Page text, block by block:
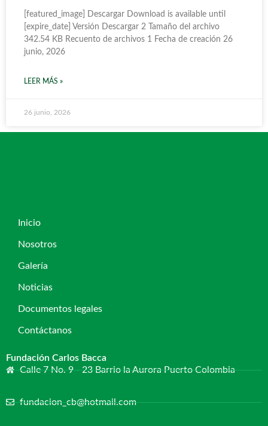
[featured_image] Descargar Download is available until
[expire_date] Versión Descargar 2 Tamaño del archivo
342.54 KB Recuento de archivos 1 Fecha de creación 26
junio, 2026
LEER MÁS »
26 junio, 2026
Inicio
Nosotros
Galería
Noticias
Documentos legales
Contáctanos
Fundación Carlos Bacca
Calle 7 No. 9 - 23 Barrio la Aurora Puerto Colombia
fundacion_cb@hotmail.com